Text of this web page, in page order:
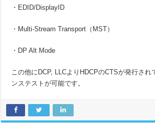
・EDID/DisplayID
・Multi-Stream Transport（MST）
・DP Alt Mode
この他にDCP, LLCよりHDCPのCTSが発行され
ンステストが可能です。